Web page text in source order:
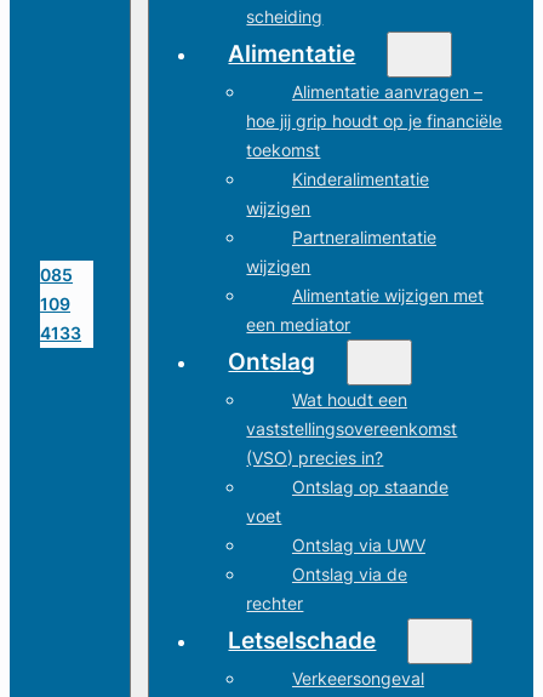
085
109
4133
scheiding
Alimentatie
Alimentatie aanvragen –
hoe jij grip houdt op je financiële
toekomst
Kinderalimentatie
wijzigen
Partneralimentatie
wijzigen
Alimentatie wijzigen met
een mediator
Ontslag
Wat houdt een
vaststellingsovereenkomst
(VSO) precies in?
Ontslag op staande
voet
Ontslag via UWV
Ontslag via de
rechter
Letselschade
Verkeersongeval